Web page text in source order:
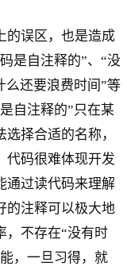
的误区，也是造成
是自注释的”、“没
么还要浪费时间”等
自注释的”只在某
择合适的名称，
代码很难体现开发
通过读代码来理解
的注释可以极大地
，不存在“没有时
，一旦习得，就